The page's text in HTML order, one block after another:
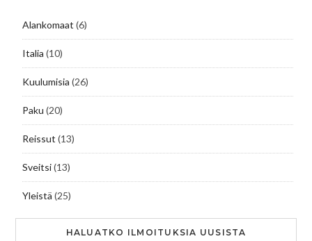
Alankomaat (6)
Italia (10)
Kuulumisia (26)
Paku (20)
Reissut (13)
Sveitsi(13)
Yleistä (25)
HALUATKO ILMOITUKSIA UUSISTA